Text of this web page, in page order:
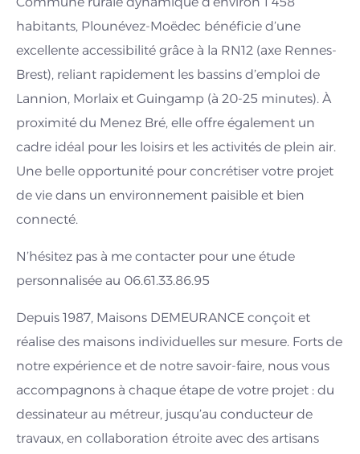
habitants, Plounévez-Moëdec bénéficie d’une
excellente accessibilité grâce à la RN12 (axe Rennes-
Brest), reliant rapidement les bassins d’emploi de
Lannion, Morlaix et Guingamp (à 20-25 minutes). À
proximité du Menez Bré, elle offre également un
cadre idéal pour les loisirs et les activités de plein air.
Une belle opportunité pour concrétiser votre projet
de vie dans un environnement paisible et bien
connecté.
N’hésitez pas à me contacter pour une étude
personnalisée au 06.61.33.86.95
Depuis 1987, Maisons DEMEURANCE conçoit et
réalise des maisons individuelles sur mesure. Forts de
notre expérience et de notre savoir-faire, nous vous
accompagnons à chaque étape de votre projet : du
dessinateur au métreur, jusqu’au conducteur de
travaux, en collaboration étroite avec des artisans